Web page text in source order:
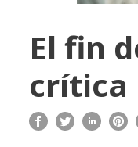
El fin
crítica